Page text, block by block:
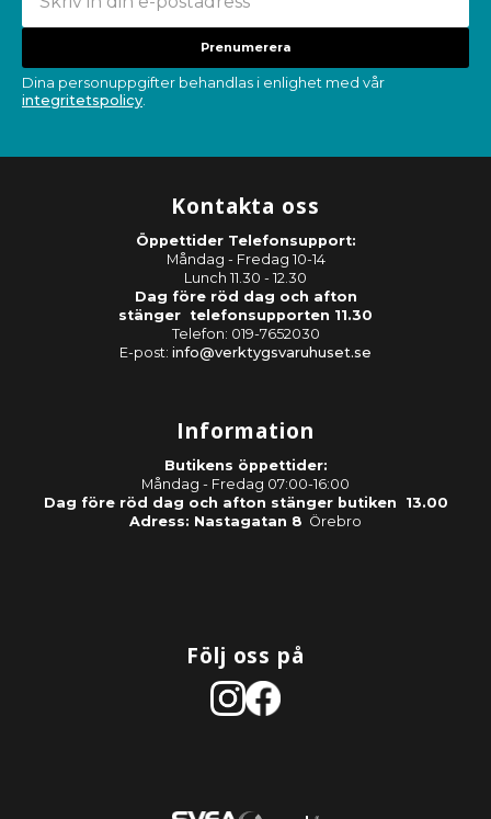
Prenumerera
Dina personuppgifter behandlas i enlighet med vår
integritetspolicy.
Kontakta oss
Öppettider Telefonsupport:
Måndag - Fredag 10-14
Lunch 11.30 - 12.30
Dag före röd dag och afton
stänger telefonsupporten 11.30
Telefon: 019-7652030
E-post: info@verktygsvaruhuset.se
Information
Butikens öppettider:
Måndag - Fredag 07:00-16:00
Dag före röd dag och afton stänger butiken 13.00
Adress: Nastagatan 8 Örebro
Följ oss på